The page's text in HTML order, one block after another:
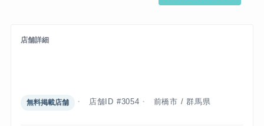
店舗詳細
無料掲載店舗 店舗ID #3054 前橋市 / 群馬県